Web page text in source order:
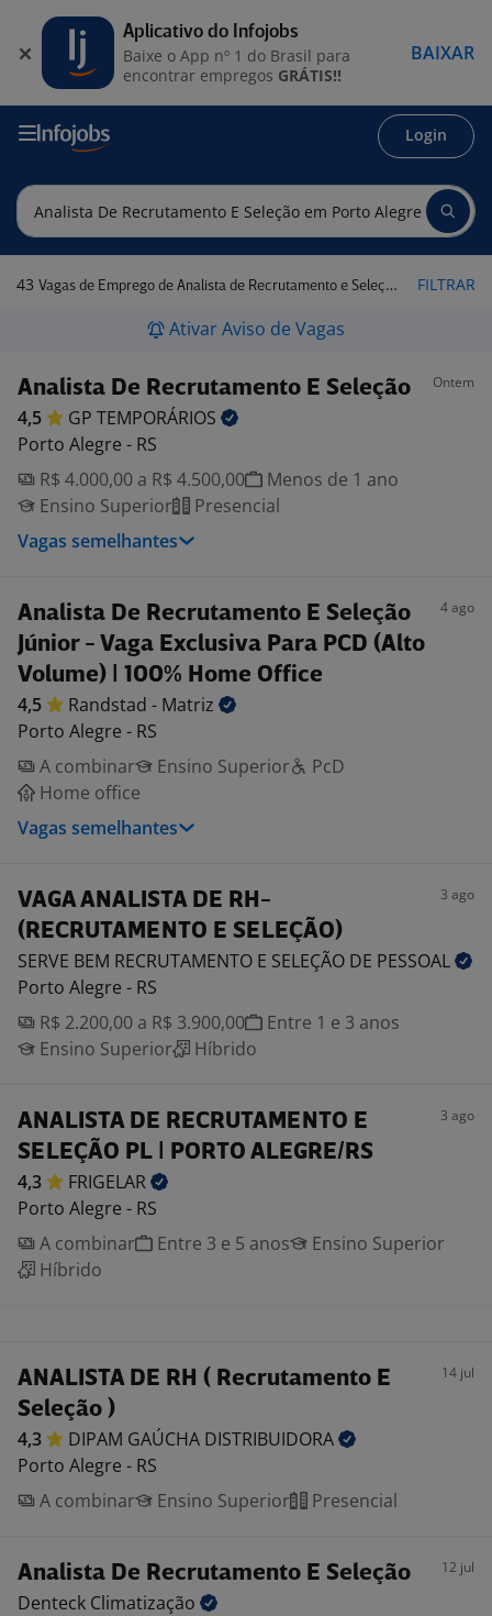
Login
43 Vagas de Emprego de Analista de Recrutamento e Seleção em Porto Alegre - RS FILTRAR
Ativar Aviso de Vagas
Analista De Recrutamento E Seleção Ontem
4,5 GP TEMPORÁRIOS
Porto Alegre - RS
R$ 4.000,00 a R$ 4.500,00
Menos de 1 ano
Ensino Superior
Presencial
Vagas semelhantes
Analista De Recrutamento E Seleção
Júnior - Vaga Exclusiva Para PCD (Alto
Volume) | 100% Home Office
4 ago
4,5 Randstad - Matriz
Porto Alegre - RS
A combinar
Ensino Superior
PcD
Home office
Vagas semelhantes
VAGA ANALISTA DE RH-
(RECRUTAMENTO E SELEÇÃO)
3 ago
SERVE BEM RECRUTAMENTO E SELEÇÃO DE PESSOAL
Porto Alegre - RS
R$ 2.200,00 a R$ 3.900,00
Entre 1 e 3 anos
Ensino Superior
Híbrido
ANALISTA DE RECRUTAMENTO E
SELEÇÃO PL | PORTO ALEGRE/RS
3 ago
4,3
FRIGELAR
Porto Alegre - RS
A combinar
Entre 3 e 5 anos
Ensino Superior
Híbrido
ANALISTA DE RH ( Recrutamento E
Seleção )
14 jul
4,3 DIPAM GAÚCHA DISTRIBUIDORA
Porto Alegre - RS
A combinar
Ensino Superior Presencial
Analista De Recrutamento E Seleção 12 jul
Denteck Climatização
Aplicativo do Infojobs
Baixe o App nº 1 do Brasil para
encontrar empregos GRÁTIS!!
BAIXAR